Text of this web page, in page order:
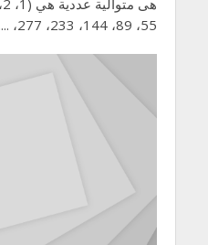
55، 89، 144، 233، 277، ......) و